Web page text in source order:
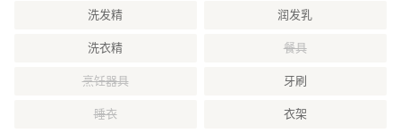
洗发精 润发乳
洗衣精 餐具
烹饪器具 牙刷
睡衣 衣架